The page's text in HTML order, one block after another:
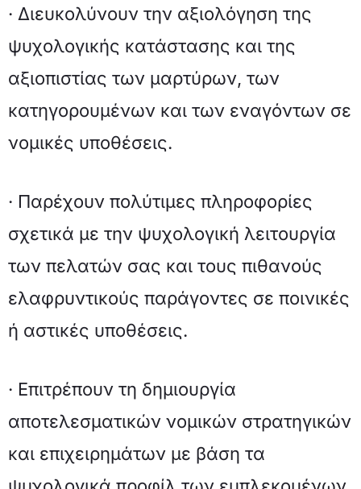
· Διευκολύνουν την αξιολόγηση της
ψυχολογικής κατάστασης και της
αξιοπιστίας των μαρτύρων, των
κατηγορουμένων και των εναγόντων σε
νομικές υποθέσεις.
· Παρέχουν πολύτιμες πληροφορίες
σχετικά με την ψυχολογική λειτουργία
των πελατών σας και τους πιθανούς
ελαφρυντικούς παράγοντες σε ποινικές
ή αστικές υποθέσεις.
· Επιτρέπουν τη δημιουργία
αποτελεσματικών νομικών στρατηγικών
και επιχειρημάτων με βάση τα